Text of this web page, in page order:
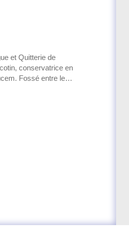
et Quitterie de
conservatrice en
Fossé entre les